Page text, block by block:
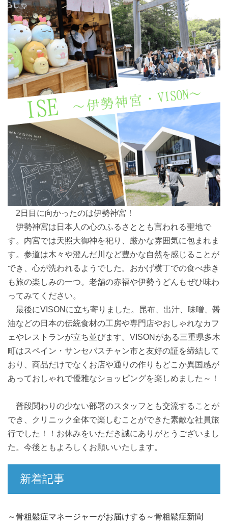
2日目に向かったのは伊勢神宮！
伊勢神宮は日本人の心のふるさととも言われる聖地で
す。内宮では天照大御神を祀り、厳かな雰囲気に包まれま
す。参道は木々や澄んだ川など豊かな自然を感じることが
でき、心が洗われるようでした。おかげ横丁での食べ歩き
も旅の楽しみの一つ。老舗の赤福や伊勢うどんもぜひ味わ
ってみてください。
最後にVISONに立ち寄りました。昆布、出汁、味噌、醤
油などの日本の伝統食材の工房や専門店やおしゃれなカフ
ェやレストランが立ち並びます。VISONがある三重県多木
町はスペイン・サンセバスチャン市と友好の証を締結して
おり、商品だけでなくお店や通りの作りもどこか異国感が
あっておしゃれで優雅なショッピングを楽しめました～！
普段関わりの少ない部署のスタッフとも交流することが
でき、クリニック全体で楽しむことができた素敵な社員旅
行でした！！お休みをいただき誠にありがとうございまし
た。今後ともよろしくお願いいたします。
新着記事
～骨粗鬆症マネージャーがお届けする～骨粗鬆症新聞